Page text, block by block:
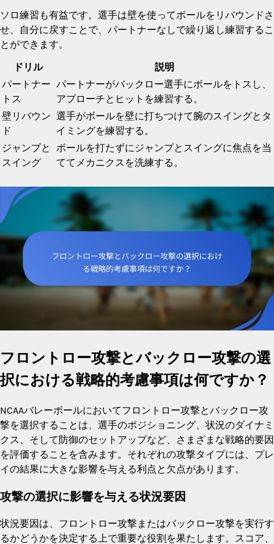
ソロ練習も有益です。選手は壁を使ってボールをリバウンドさ
せ、自分に戻すことで、パートナーなしで繰り返し練習するこ
とができます。
ドリル
説明
パートナー
トス
パートナーがバックロー選手にボールをトスし、
アプローチとヒットを練習する。
壁リバウン
ド
選手がボールを壁に打ちつけて腕のスイングとタ
イミングを練習する。
ジャンプと
スイング
ボールを打たずにジャンプとスイングに焦点を当
ててメカニクスを洗練する。
フロントロー攻撃とバックロー攻撃の選
択における戦略的考慮事項は何ですか？
NCAAバレーボールにおいてフロントロー攻撃とバックロー攻
撃を選択することは、選手のポジショニング、状況のダイナミ
クス、そして防御のセットアップなど、さまざまな戦略的要因
を評価することを含みます。それぞれの攻撃タイプには、プレ
イの結果に大きな影響を与える利点と欠点があります。
攻撃の選択に影響を与える状況要因
状況要因は、フロントロー攻撃またはバックロー攻撃を実行す
るかどうかを決定する上で重要な役割を果たします。スコア、